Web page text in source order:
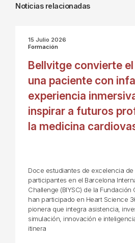
Noticias relacionadas
15 Julio 2026
Formación
Bellvitge convierte
una paciente con
experiencia
inspirar a futuros
la medicina
Doce estudiantes de excelencia de
participantes en el Barcelona
Challenge (BIYSC) de la Fundación
han participado en Heart Science
pionera que integra asistencia,
simulación, innovación e
itinera